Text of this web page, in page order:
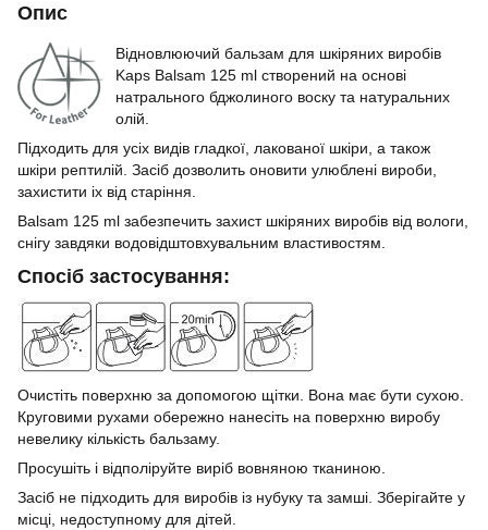
Опис
Відновлюючий бальзам для шкіряних виробів
Kaps Balsam 125 ml створений на основі
натрального бджолиного воску та натуральних
олій.
Підходить для усіх видів гладкої, лакованої шкіри, а також
шкіри рептилій. Засіб дозволить оновити улюблені вироби,
захистити іх від старіння.
Balsam 125 ml забезпечить захист шкіряних виробів від вологи,
снігу завдяки водовідштовхувальним властивостям.
Спосіб застосування:
Очистіть поверхню за допомогою щітки. Вона має бути сухою.
Круговими рухами обережно нанесіть на поверхню виробу
невелику кількість бальзаму.
Просушіть і відполіруйте виріб вовняною тканиною.
Засіб не підходить для виробів із нубуку та замші. Зберігайте у
місці, недоступному для дітей.